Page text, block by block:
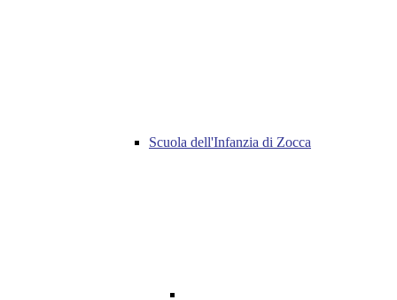
Scuola dell'Infanzia di Zocca